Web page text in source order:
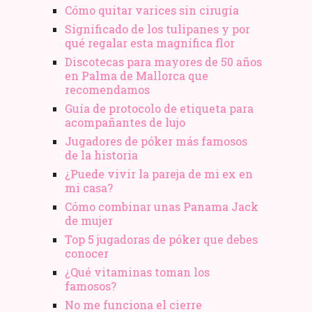
Cómo quitar varices sin cirugía
Significado de los tulipanes y por
qué regalar esta magnífica flor
Discotecas para mayores de 50 años
en Palma de Mallorca que
recomendamos
Guía de protocolo de etiqueta para
acompañantes de lujo
Jugadores de póker más famosos
de la historia
¿Puede vivir la pareja de mi ex en
mi casa?
Cómo combinar unas Panama Jack
de mujer
Top 5 jugadoras de póker que debes
conocer
¿Qué vitaminas toman los
famosos?
No me funciona el cierre